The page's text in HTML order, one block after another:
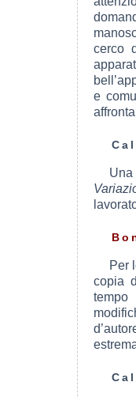
cerco
e
Per
copia